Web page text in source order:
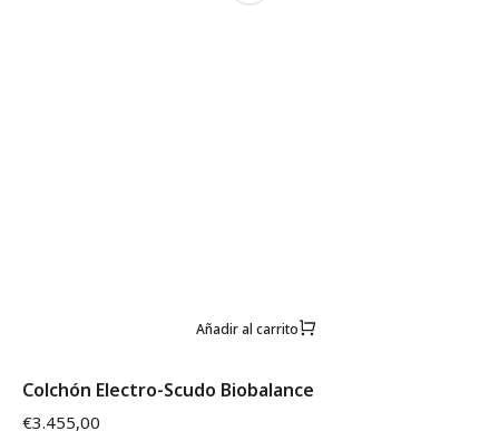
Añadir al carrito
Colchón Electro-Scudo Biobalance
€3.455,00